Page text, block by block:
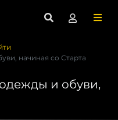
начиная со Старта
и обуви,